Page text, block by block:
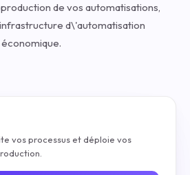
de vos automatisations,
d\'automatisation
vos processus et déploie vos